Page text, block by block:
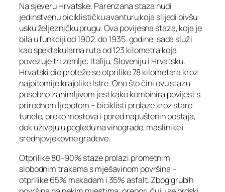
Na sjeveru Hrvatske, Parenzana staza nudi
jedinstvenu biciklističku avanturu koja slijedi bivšu
usku željezničku prugu. Ova povijesna staza, koja je
bila u funkciji od 1902. do 1935. godine, sada služi
kao spektakularna ruta od 123 kilometra koja
povezuje tri zemlje: Italiju, Sloveniju i Hrvatsku.
Hrvatski dio proteže se otprilike 78 kilometara kroz
najpitomije krajolike Istre. Ono što čini ovu stazu
posebno zanimljivom jest kako kombinira povijest s
prirodnom ljepotom – biciklisti prolaze kroz stare
tunele, preko mostova i pored napuštenih postaja,
dok uživaju u pogledu na vinograde, maslinike i
srednjovjekovne gradove.
Otprilike 80-90% staze prolazi prometnim
slobodnim trakama s mješavinom površina –
otprilike 65% makadam i 35% asfalt. Zbog grubih